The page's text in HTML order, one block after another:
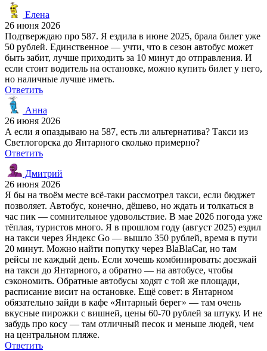
Елена
26 июня 2026
Подтверждаю про 587. Я ездила в июне 2025, брала билет уже
50 рублей. Единственное — учти, что в сезон автобус может
быть забит, лучше приходить за 10 минут до отправления. И
если стоит водитель на остановке, можно купить билет у него,
но наличные лучше иметь.
Ответить
Анна
26 июня 2026
А если я опаздываю на 587, есть ли альтернатива? Такси из
Светлогорска до Янтарного сколько примерно?
Ответить
Дмитрий
26 июня 2026
Я бы на твоём месте всё-таки рассмотрел такси, если бюджет
позволяет. Автобус, конечно, дёшево, но ждать и толкаться в
час пик — сомнительное удовольствие. В мае 2026 погода уже
тёплая, туристов много. Я в прошлом году (август 2025) ездил
на такси через Яндекс Go — вышло 350 рублей, время в пути
20 минут. Можно найти попутку через BlaBlaCar, но там
рейсы не каждый день. Если хочешь комбинировать: доезжай
на такси до Янтарного, а обратно — на автобусе, чтобы
сэкономить. Обратные автобусы ходят с той же площади,
расписание висит на остановке. Ещё совет: в Янтарном
обязательно зайди в кафе «Янтарный берег» — там очень
вкусные пирожки с вишней, цены 60-70 рублей за штуку. И не
забудь про косу — там отличный песок и меньше людей, чем
на центральном пляже.
Ответить